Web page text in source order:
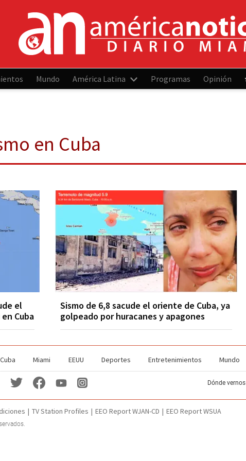
Mundo América Latina Programas Opinión
en Cuba
el
Cuba
Sismo de 6,8 sacude el oriente de Cuba, ya
golpeado por huracanes y apagones
Cuba Miami EEUU Deportes Entretenimientos Mundo
Dónde vernos
TV Station Profiles EEO Report WJAN-CD EEO Report WSUA